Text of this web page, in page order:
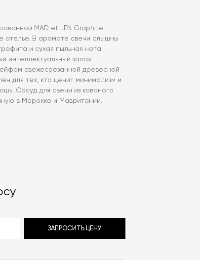
MAD et LEN Graphite
ателье. В аромате свечи слышны
и сухая пыльная нота
интеллектуальный запах
свежесрезанной древесной
для тех, кто ценит минимализм и
Сосуд для свечи из кованого
в Марокко и Мавритании.
ЗАПРОСИТЬ ЦЕНУ